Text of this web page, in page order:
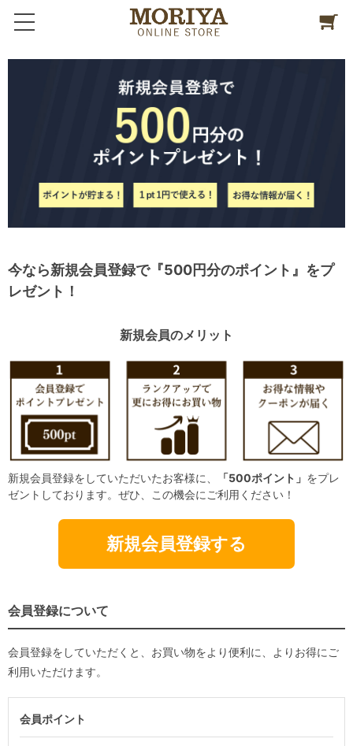
今なら新規会員登録で『500円分のポイント』をプ
レゼント！
新規会員のメリット
新規会員登録をしていただいたお客様に、 「500ポイント」 をプレ
ゼントしております。ぜひ、この機会にご利用ください！
新規会員登録する
会員登録について
会員登録をしていただくと、お買い物をより便利に、よりお得にご
利用いただけます。
会員ポイント